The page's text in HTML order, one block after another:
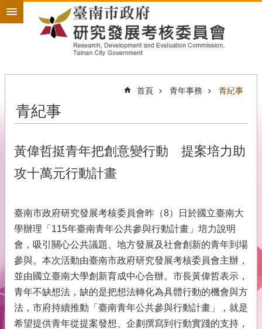
跳到主要內容區塊
搜
尋
政
策
劃
為
民
開
放
政
府
青
年
事
務
首頁 青年事務 青紀事
青紀事
黃偉哲挺青年把創意變行動 提案培力助
攻十萬元行動計畫
臺南市政府研究發展考核委員會昨（8）日於國立臺南大
學辦理「115年臺南青年公共參與行動計畫」培力說明
會，吸引關心公共議題、地方發展及社會創新的青年到場
參與。本次活動由臺南市政府研究發展考核委員會主辦，
並由國立臺南大學創新育成中心合辦。市長黃偉哲表示，
青年不缺想法，缺的是把想法轉化為具體行動的機會與方
法，市府持續推動「臺南青年公共參與行動計畫」，就是
希望提供青年從提案發想、企劃撰寫到行動實踐的支持，